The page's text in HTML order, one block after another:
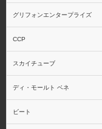
竈門禰󠄀豆子
グリフォンエンタープライズ
CCP
スカイチューブ
ディ・モールト ベネ
ビート